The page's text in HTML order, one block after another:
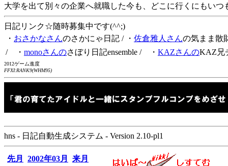
大学を出て別々の企業へ就職した今も、どこに行くにもい
日記リンク☆随時募集中です(^^;)
・ おさかなさんのさかにゃ日記 / ・ 佐倉雅人さんの気まま散
/ ・ monoさんのさぼり日記ensemble / ・ KAZさんのKAZ兄
2012ゲーム進度
FFXI:RANK9(WHM95)
hns - 日記自動生成システム - Version 2.10-pl1
先月 2002年03月
来月